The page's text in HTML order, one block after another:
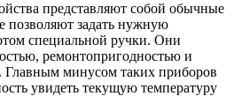
представляют собой обычные
позволяют задать нужную
специальной ручки. Они
ремонтопригодностью и
Главным минусом таких приборов
увидеть текущую температуру